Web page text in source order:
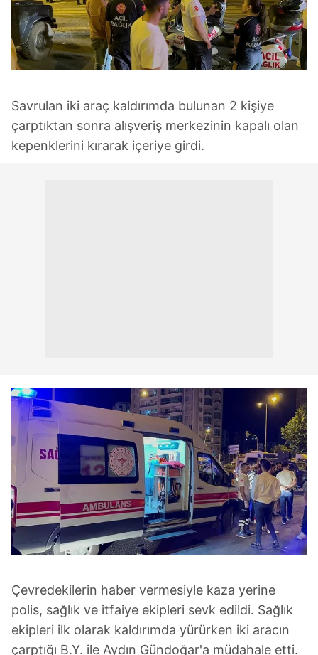
Savrulan iki araç kaldırımda bulunan 2 kişiye
çarptıktan sonra alışveriş merkezinin kapalı olan
kepenklerini kırarak içeriye girdi.
Çevredekilerin haber vermesiyle kaza yerine
polis, sağlık ve itfaiye ekipleri sevk edildi. Sağlık
ekipleri ilk olarak kaldırımda yürürken iki aracın
çarptığı B.Y. ile Aydın Gündoğar'a müdahale etti.